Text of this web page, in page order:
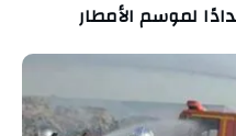
لموسم الأمطار